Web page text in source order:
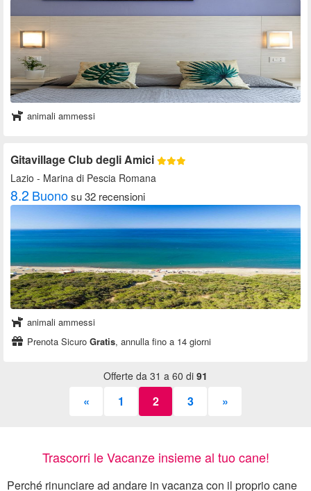
animali ammessi
Gitavillage Club degli Amici
Lazio - Marina di Pescia Romana
8.2 Buonosu 32 recensioni
animali ammessi
Prenota Sicuro Gratis, annulla fino a 14 giorni
Offerte da 31 a 60 di 91
« 1 2 3 »
Trascorri le Vacanze insieme al tuo cane!
Perché rinunciare ad andare in vacanza con il proprio cane